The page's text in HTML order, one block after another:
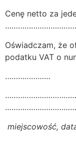
Cenę netto za
Oświadczam, że
podatku VAT o
…………………
miejscowość,